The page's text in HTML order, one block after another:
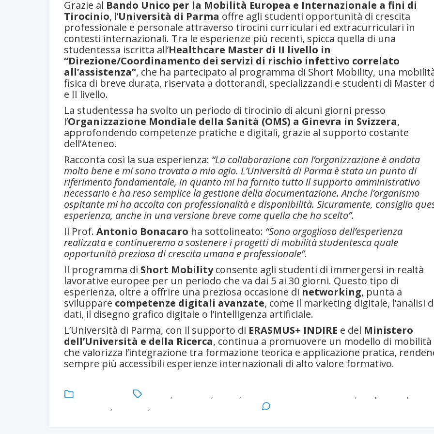
Grazie al Bando Unico per la Mobilità Europea e Internazionale a fini di
Tirocinio, l’Università di Parma offre agli studenti opportunità di crescita
professionale e personale attraverso tirocini curriculari ed extracurriculari in
contesti internazionali. Tra le esperienze più recenti, spicca quella di una
studentessa iscritta all’Healthcare Master di II livello in
“Direzione/Coordinamento dei servizi di rischio infettivo correlato
all’assistenza”, che ha partecipato al programma di Short Mobility, una
fisica di breve durata, riservata a dottorandi, specializzandi e studenti di Master
e II livello.
La studentessa ha svolto un periodo di tirocinio di alcuni giorni presso
l’Organizzazione Mondiale della Sanità (OMS) a Ginevra in Svizzera,
approfondendo competenze pratiche e digitali, grazie al supporto costante
dell’Ateneo.
Racconta così la sua esperienza: “La collaborazione con l’organizzazione è andata
molto bene e mi sono trovata a mio agio. L’Università di Parma è stata un punto di
riferimento fondamentale, in quanto mi ha fornito tutto il supporto amministrativo
necessario e ha reso semplice la gestione della documentazione. Anche l’organismo
ospitante mi ha accolta con professionalità e disponibilità. Sicuramente, consiglio
esperienza, anche in una versione breve come quella che ho scelto”.
Il Prof. Antonio Bonacaro ha sottolineato: “Sono orgoglioso dell’esperienza
realizzata e continueremo a sostenere i progetti di mobilità studentesca quale
opportunità preziosa di crescita umana e professionale”.
Il programma di Short Mobilityconsente agli studenti di immergersi in realtà
lavorative europee per un periodo che va dai 5 ai 30 giorni. Questo tipo di
esperienza, oltre a offrire una preziosa occasione di networking, punta a
sviluppare competenze digitali avanzate, come il marketing digitale, l’analisi
dati, il disegno grafico digitale o l’intelligenza artificiale.
L’Università di Parma, con il supporto di ERASMUS+ INDIRE e del Ministero
dell’Università e della Ricerca, continua a promuovere un modello di mobilità
che valorizza l’integrazione tra formazione teorica e applicazione pratica,
sempre più accessibili esperienze internazionali di alto valore formativo.
, , , , , ,
, ,